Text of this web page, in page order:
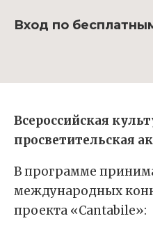
Вход по
Всероссийская
просветительская
В программе
международных
проекта «Cantabile»: